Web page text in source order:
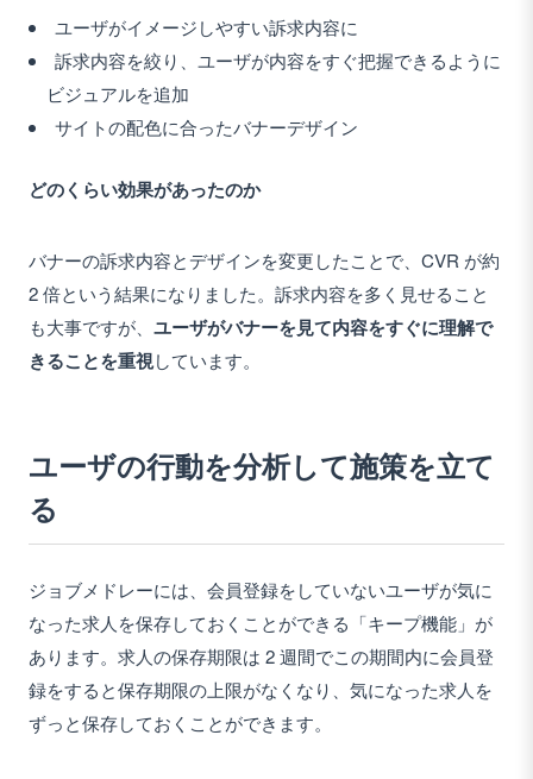
ユーザがイメージしやすい訴求内容に
訴求内容を絞り、ユーザが内容をすぐ把握できるように
ビジュアルを追加
サイトの配色に合ったバナーデザイン
どのくらい効果があったのか
バナーの訴求内容とデザインを変更したことで、CVR が約
2 倍という結果になりました。訴求内容を多く見せること
も大事ですが、 ユーザがバナーを見て内容をすぐに理解で
きることを重視しています。
ユーザの行動を分析して施策を立て
る
ジョブメドレーには、会員登録をしていないユーザが気に
なった求人を保存しておくことができる「キープ機能」が
あります。求人の保存期限は 2 週間でこの期間内に会員登
録をすると保存期限の上限がなくなり、気になった求人を
ずっと保存しておくことができます。